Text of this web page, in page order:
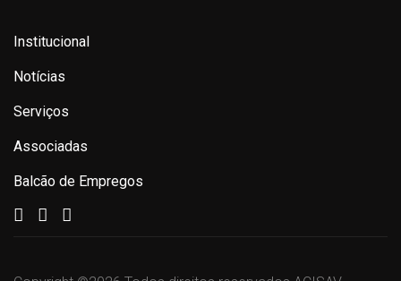
Institucional
Notícias
Serviços
Associadas
Balcão de Empregos